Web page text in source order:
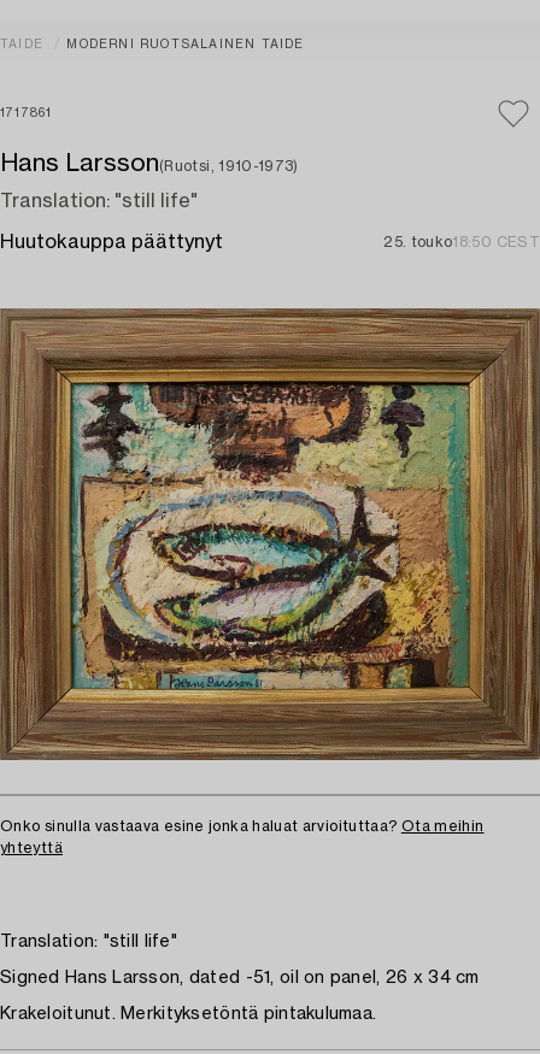
TAIDE MODERNI RUOTSALAINEN TAIDE
1717861
Hans Larsson(Ruotsi, 1910-1973)
Translation: "still life"
Huutokauppa päättynyt 25. touko18:50 CEST
Onko sinulla vastaava esine jonka haluat arvioituttaa? Ota meihin
yhteyttä
Translation: "still life"
Signed Hans Larsson, dated -51, oil on panel, 26 x 34 cm
Krakeloitunut. Merkityksetöntä pintakulumaa.